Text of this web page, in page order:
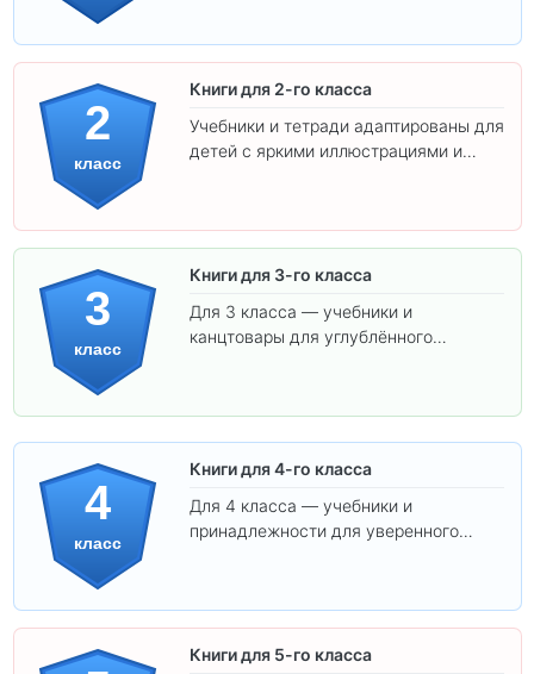
2
класс
Книги для 2-го класса
Учебники и тетради адаптированы для
детей с яркими иллюстрациями и
3
класс
Книги для 3-го класса
Для 3 класса — учебники и
канцтовары для углублённого
4
класс
Книги для 4-го класса
Для 4 класса — учебники и
принадлежности для уверенного
Книги для 5-го класса